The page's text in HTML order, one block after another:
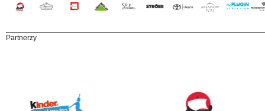
Partnerzy